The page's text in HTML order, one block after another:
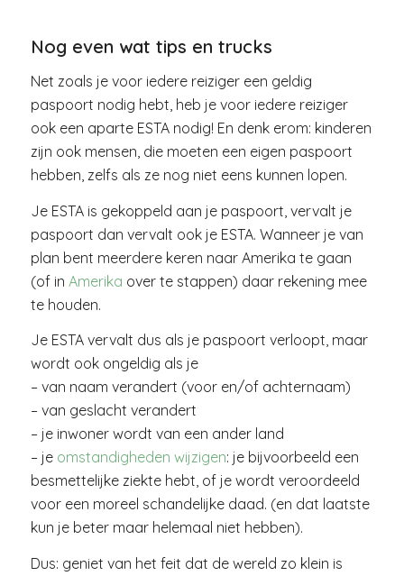
Nog even wat tips en trucks
Net zoals je voor iedere reiziger een geldig
paspoort nodig hebt, heb je voor iedere reiziger
ook een aparte ESTA nodig! En denk erom: kinderen
zijn ook mensen, die moeten een eigen paspoort
hebben, zelfs als ze nog niet eens kunnen lopen.
Je ESTA is gekoppeld aan je paspoort, vervalt je
paspoort dan vervalt ook je ESTA. Wanneer je van
plan bent meerdere keren naar Amerika te gaan
(of in Amerika over te stappen) daar rekening mee
te houden.
Je ESTA vervalt dus als je paspoort verloopt, maar
wordt ook ongeldig als je
– van naam verandert (voor en/of achternaam)
– van geslacht verandert
– je inwoner wordt van een ander land
– je omstandigheden wijzigen: je bijvoorbeeld een
besmettelijke ziekte hebt, of je wordt veroordeeld
voor een moreel schandelijke daad. (en dat laatste
kun je beter maar helemaal niet hebben).
Dus: geniet van het feit dat de wereld zo klein is